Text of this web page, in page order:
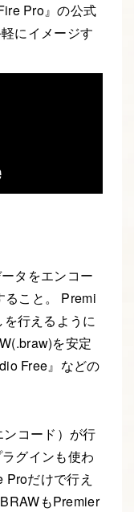
Pro』の公式
にイメージす
タをエンコー
ること。 Premi
行えるように
を安定
Free』などの
コード）が行
グインも使わ
だけで行え
もPremier